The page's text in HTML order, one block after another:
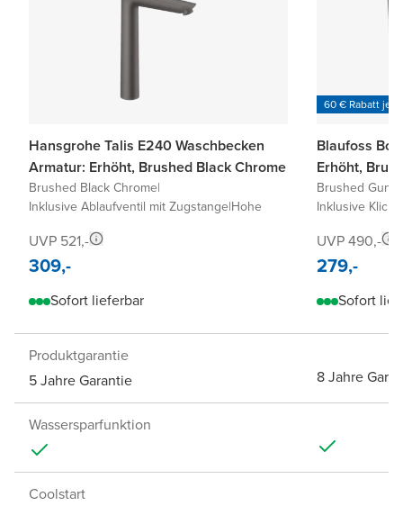
Hansgrohe Talis E240 Waschbecken
Armatur: Erhöht, Brushed Black Chrome
Brushed Black Chrome|
Inklusive Ablaufventil mit Zugstange|Hohe
UVP 521,-
309,-
Sofort lieferbar
60 € Rabatt je
Blaufoss
Erhöht,
Brushed
Inklusive
UVP 490,-
279,-
Sofort
Produktgarantie
5 Jahre Garantie
8 Jahre
Wassersparfunktion
Coolstart